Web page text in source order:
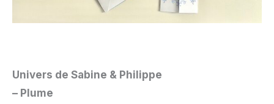
Univers de Sabine & Philippe
– Plume